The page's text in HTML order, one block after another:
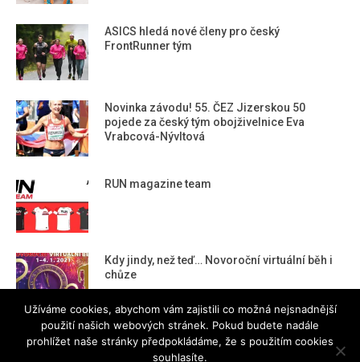
ASICS hledá nové členy pro český
FrontRunner tým
Novinka závodu! 55. ČEZ Jizerskou 50
pojede za český tým obojživelnice Eva
Vrabcová-Nývltová
RUN magazine team
Kdy jindy, než teď… Novoroční virtuální běh i
chůze
Užíváme cookies, abychom vám zajistili co možná nejsnadnější
použití našich webových stránek. Pokud budete nadále
prohlížet naše stránky předpokládáme, že s použitím cookies
souhlasíte.